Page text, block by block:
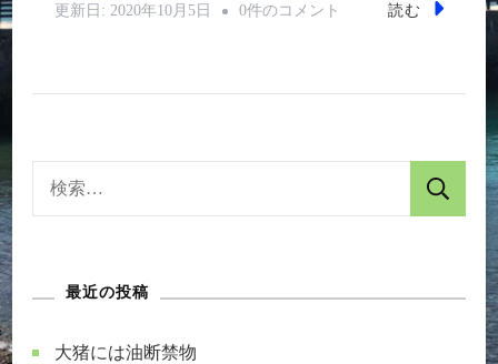
更新日: 2020年10月5日
衝
0件のコメント 読む
最近の投稿
大猪には油断禁物